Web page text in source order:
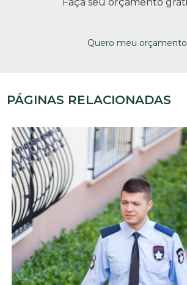
Quero meu orçamento
PÁGINAS RELACIONADAS